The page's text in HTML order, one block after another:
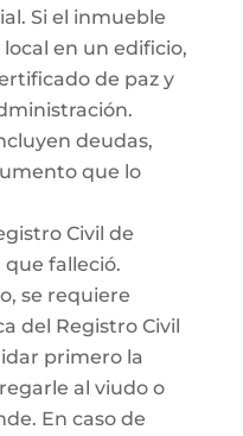
Si el inmueble
en un edificio,
de paz y
deudas,
que lo
Civil de
falleció.
se requiere
del Registro Civil
primero la
al viudo o
En caso de